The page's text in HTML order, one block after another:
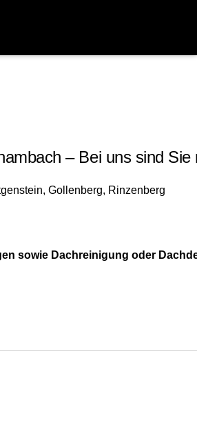
– Bei uns sind Sie
sowie Dachreinigung oder